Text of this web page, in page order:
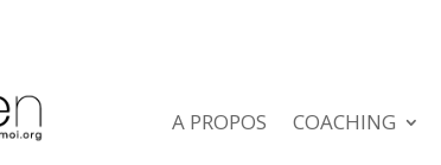
A PROPOS COACHING